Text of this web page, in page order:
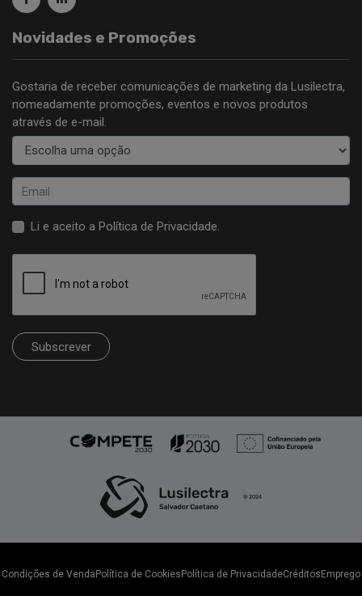
Novidades e Promoções
Gostaria de receber comunicações de marketing da Lusilectra,
nomeadamente promoções, eventos e novos produtos
através de e-mail.
Li e aceito a Política de Privacidade.
Subscrever
Condições de Venda Política de Cookies Política de PrivacidadeCréditos Emprego